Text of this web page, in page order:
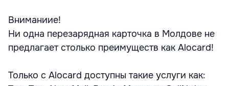
Вниманиие!
Ни одна перезарядная карточка в Молдове не
предлагает столько преимуществ как Alocard!
Только с Alocard доступны такие услуги как: